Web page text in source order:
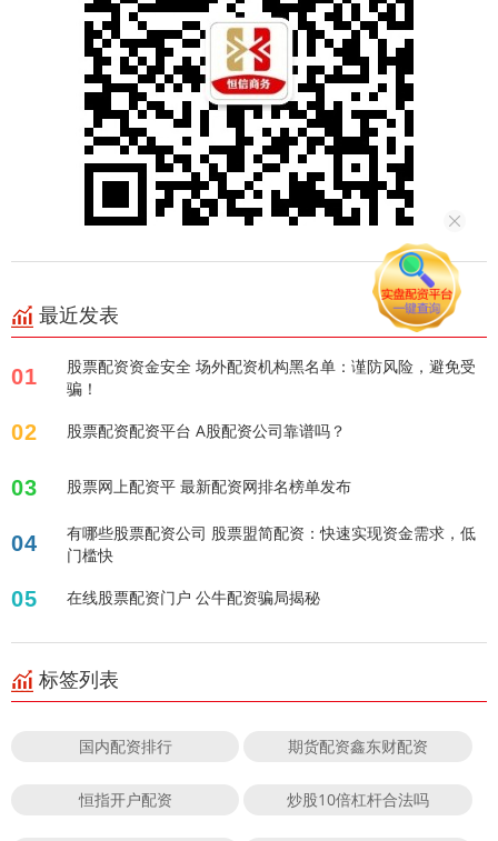
最近发表
01
股票配资资金安全 场外配资机构黑名单：谨防风险，避免受
骗！
02 股票配资配资平台 A股配资公司靠谱吗？
03 股票网上配资平 最新配资网排名榜单发布
04
有哪些股票配资公司 股票盟简配资：快速实现资金需求，低
门槛快
05 在线股票配资门户 公牛配资骗局揭秘
标签列表
国内配资排行 期货配资鑫东财配资
恒指开户配资 炒股10倍杠杆合法吗